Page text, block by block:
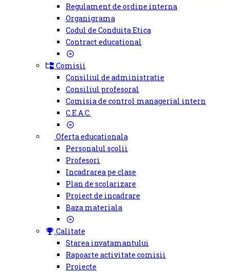
Regulament de ordine interna
Organigrama
Codul de Conduita Etica
Contract educational
Comisii
Consiliul de administratie
Consiliul profesoral
Comisia de control managerial intern
C.E.A.C.
Oferta educationala
Personalul scolii
Profesori
Incadrarea pe clase
Plan de scolarizare
Proiect de incadrare
Baza materiala
Calitate
Starea invatamantului
Rapoarte activitate comisii
Proiecte